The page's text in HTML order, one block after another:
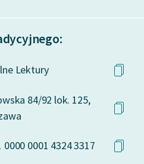
Lektury
84/92 lok. 125,
0000 0001 4324 3317